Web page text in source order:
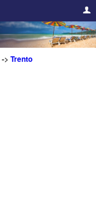
-> Trento